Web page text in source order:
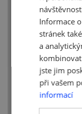
Společnost
receptury
Crocodille
žitnou,
sezamová,
pečivo s
Informace
stránek
a
jste jim
při vašem
informací